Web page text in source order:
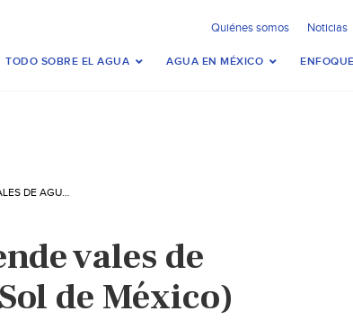
Quiénes somos Noticias
TODO SOBRE EL AGUA AGUA EN MÉXICO
CDMX-SACMEX VENDE VALES DE AGUA AL AICM (EL SOL DE MÉXICO)
vales de
de México)